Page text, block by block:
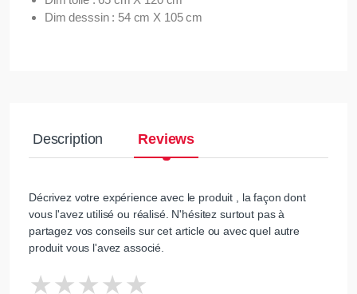
Dim desssin : 54 cm X 105 cm
Description Reviews
Décrivez votre expérience avec le produit , la façon dont
vous l'avez utilisé ou réalisé. N'hésitez surtout pas à
partagez vos conseils sur cet article ou avec quel autre
produit vous l'avez associé.